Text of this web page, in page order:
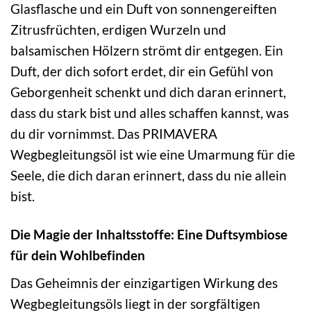
Glasflasche und ein Duft von sonnengereiften
Zitrusfrüchten, erdigen Wurzeln und
balsamischen Hölzern strömt dir entgegen. Ein
Duft, der dich sofort erdet, dir ein Gefühl von
Geborgenheit schenkt und dich daran erinnert,
dass du stark bist und alles schaffen kannst, was
du dir vornimmst. Das PRIMAVERA
Wegbegleitungsöl ist wie eine Umarmung für die
Seele, die dich daran erinnert, dass du nie allein
bist.
Die Magie der Inhaltsstoffe: Eine Duftsymbiose
für dein Wohlbefinden
Das Geheimnis der einzigartigen Wirkung des
Wegbegleitungsöls liegt in der sorgfältigen